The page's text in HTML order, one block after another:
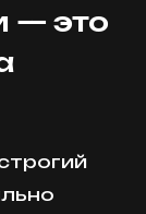
— это